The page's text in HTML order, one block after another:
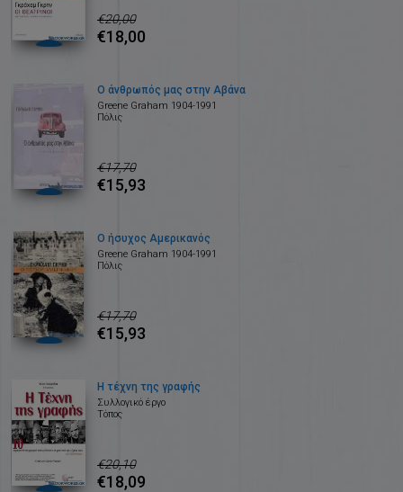
€20,00
€18,00
Ο άνθρωπός μας στην Αβάνα
Greene Graham 1904-1991
Πόλις
€17,70
€15,93
Ο ήσυχος Αμερικανός
Greene Graham 1904-1991
Πόλις
€17,70
€15,93
Η τέχνη της γραφής
Συλλογικό έργο
Τόπος
€20,10
€18,09